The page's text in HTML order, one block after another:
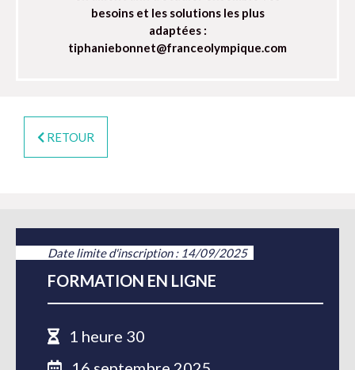
besoins et les solutions les plus
adaptées :
tiphaniebonnet@franceolympique.com
RETOUR
Date limite d'inscription : 14/09/2025
FORMATION EN LIGNE
1 heure 30